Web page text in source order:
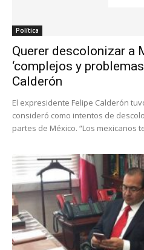
Política
Querer descolonizar a
‘complejos y
Calderón
El expresidente Felipe Calderón
consideró como intentos de
partes de México. “Los mexicanos